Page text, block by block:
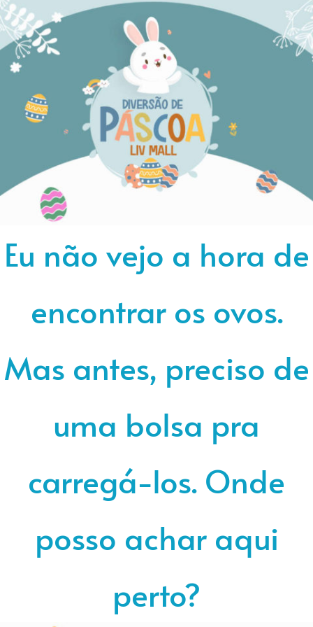
Eu não vejo a hora de
encontrar os ovos.
Mas antes, preciso de
uma bolsa pra
carregá-los. Onde
posso achar aqui
perto?